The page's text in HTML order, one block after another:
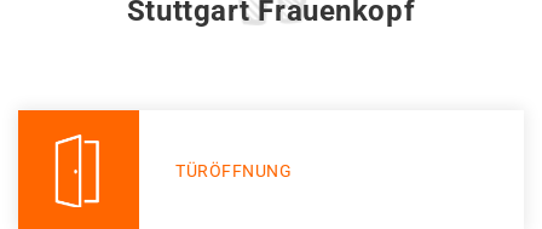
Stuttgart Frauenkopf
TÜRÖFFNUNG